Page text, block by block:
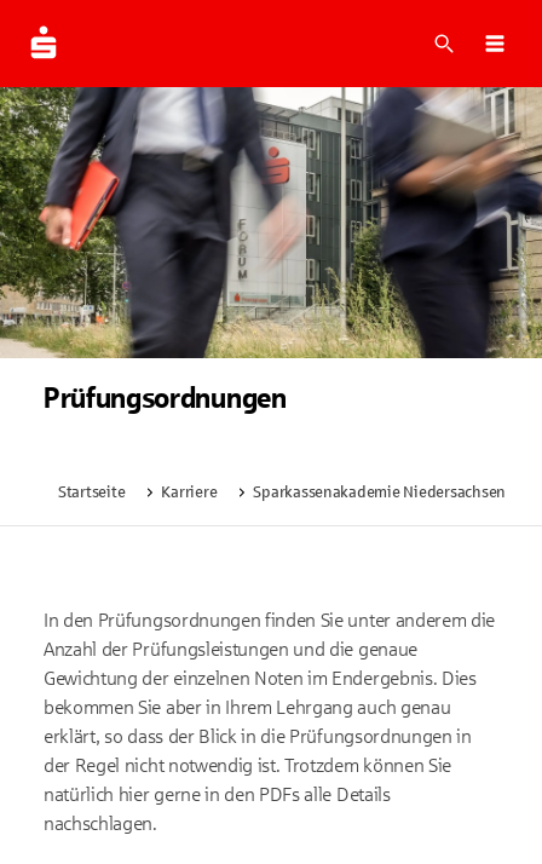
Suche
Prüfungsordnungen
Startseite Karriere Sparkassenakademie Niedersachsen
In den Prüfungsordnungen finden Sie unter anderem die
Anzahl der Prüfungsleistungen und die genaue
Gewichtung der einzelnen Noten im Endergebnis. Dies
bekommen Sie aber in Ihrem Lehrgang auch genau
erklärt, so dass der Blick in die Prüfungsordnungen in
der Regel nicht notwendig ist. Trotzdem können Sie
natürlich hier gerne in den PDFs alle Details
nachschlagen.